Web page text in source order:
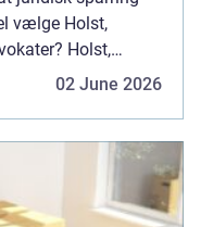
vælge Holst,
Holst,
firma med
02 June 2026